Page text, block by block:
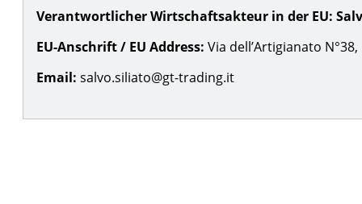
Verantwortlicher Wirtschaftsakteur in der EU:
EU-Anschrift / EU Address: Via dell’Artigianato
Email: salvo.siliato@gt-trading.it